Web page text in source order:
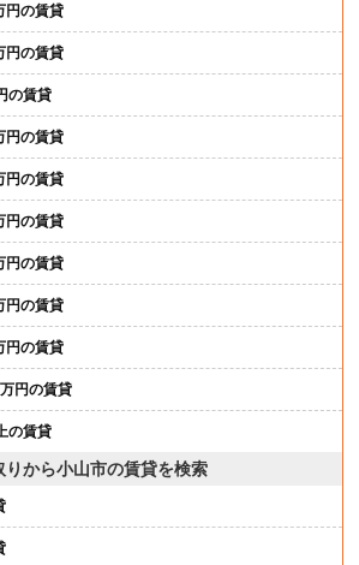
円の賃貸
円の賃貸
の賃貸
円の賃貸
円の賃貸
円の賃貸
円の賃貸
円の賃貸
円の賃貸
円の賃貸
の賃貸
りから小山市の賃貸を検索